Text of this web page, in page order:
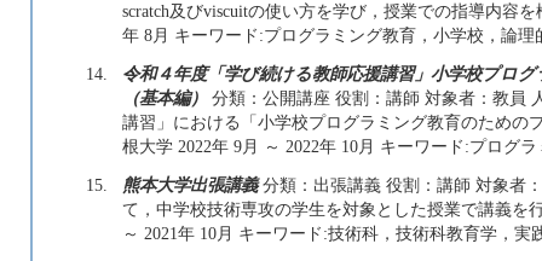
scratch及びviscuitの使い方を学び，授業での指導内容
年 8月 キーワード:プログラミング教育，小学校，論理
14.
令和４年度「学び続ける教師応援講習」小学校プロ
（基本編）
分類：公開講座 役割：講師 対象者：教員
講習」における「小学校プログラミング教育のための
根大学 2022年 9月 ～ 2022年 10月 キーワード:プログラ
15.
熊本大学出張講義分類：出張講義 役割：講師 対象者
て，中学校技術専攻の学生を対象とした授業で講義を
～ 2021年 10月 キーワード:技術科，技術科教育学，実